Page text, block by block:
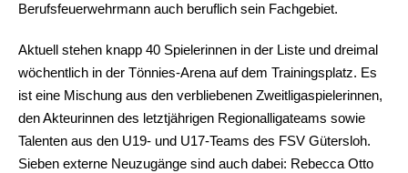
Berufsfeuerwehrmann auch beruflich sein Fachgebiet.
Aktuell stehen knapp 40 Spielerinnen in der Liste und dreimal
wöchentlich in der Tönnies-Arena auf dem Trainingsplatz. Es
ist eine Mischung aus den verbliebenen Zweitligaspielerinnen,
den Akteurinnen des letztjährigen Regionalligateams sowie
Talenten aus den U19- und U17-Teams des FSV Gütersloh.
Sieben externe Neuzugänge sind auch dabei: Rebecca Otto